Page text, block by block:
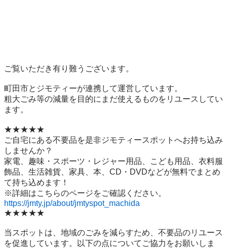
ご覧いただき有り難うございます。
町田市とジモティーが連携して運営しています。
粗⼤ごみ等の減量を⽬的にまだ使えるものをリユースしてい
ます。
★★★★★
ご自宅にある不要品を是非ジモティースポットへお持ち込み
しませんか？
家電、趣味・スポーツ・レジャー用品、こども用品、衣料服
飾品、生活雑貨、家具、本、CD・DVDなどが無料でまとめ
て持ち込めます！
https://jmty.jp/about/jmtyspot_machida
★★★★★
当スポットは、地域のごみを減らすため、不要品のリユース
を促進しています。以下の点についてご協力をお願いしま